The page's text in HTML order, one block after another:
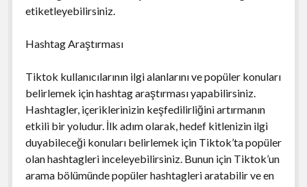
etiketleyebilirsiniz.
Hashtag Araştırması
Tiktok kullanıcılarının ilgi alanlarını ve popüler konuları
belirlemek için hashtag araştırması yapabilirsiniz.
Hashtagler, içeriklerinizin keşfedilirliğini artırmanın
etkili bir yoludur. İlk adım olarak, hedef kitlenizin ilgi
duyabileceği konuları belirlemek için Tiktok’ta popüler
olan hashtagleri inceleyebilirsiniz. Bunun için Tiktok’un
arama bölümünde popüler hashtagleri aratabilir ve en